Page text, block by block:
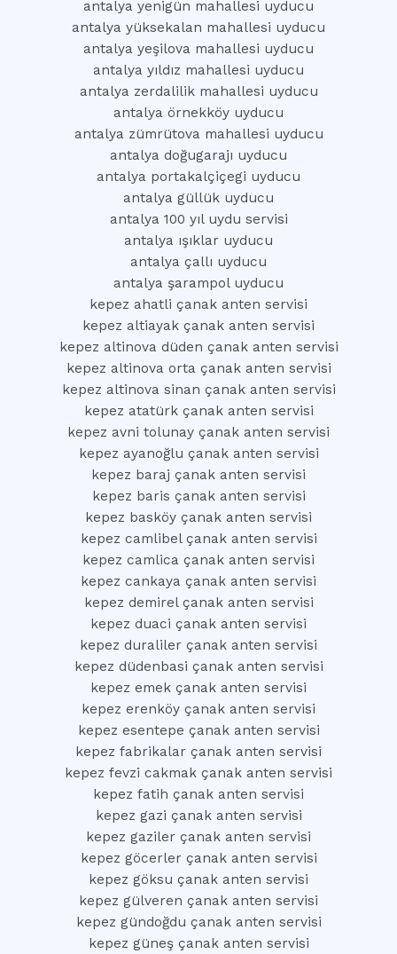
antalya yenigün mahallesi uyducu
antalya yüksekalan mahallesi uyducu
antalya yeşilova mahallesi uyducu
antalya yıldız mahallesi uyducu
antalya zerdalilik mahallesi uyducu
antalya örnekköy uyducu
antalya zümrütova mahallesi uyducu
antalya doğugarajı uyducu
antalya portakalçiçegi uyducu
antalya güllük uyducu
antalya 100 yıl uydu servisi
antalya ışıklar uyducu
antalya çallı uyducu
antalya şarampol uyducu
kepez ahatli çanak anten servisi
kepez altiayak çanak anten servisi
kepez altinova düden çanak anten servisi
kepez altinova orta çanak anten servisi
kepez altinova sinan çanak anten servisi
kepez atatürk çanak anten servisi
kepez avni tolunay çanak anten servisi
kepez ayanoğlu çanak anten servisi
kepez baraj çanak anten servisi
kepez baris çanak anten servisi
kepez basköy çanak anten servisi
kepez camlibel çanak anten servisi
kepez camlica çanak anten servisi
kepez cankaya çanak anten servisi
kepez demirel çanak anten servisi
kepez duaci çanak anten servisi
kepez duraliler çanak anten servisi
kepez düdenbasi çanak anten servisi
kepez emek çanak anten servisi
kepez erenköy çanak anten servisi
kepez esentepe çanak anten servisi
kepez fabrikalar çanak anten servisi
kepez fevzi cakmak çanak anten servisi
kepez fatih çanak anten servisi
kepez gazi çanak anten servisi
kepez gaziler çanak anten servisi
kepez göcerler çanak anten servisi
kepez göksu çanak anten servisi
kepez gülveren çanak anten servisi
kepez gündoğdu çanak anten servisi
kepez güneş çanak anten servisi